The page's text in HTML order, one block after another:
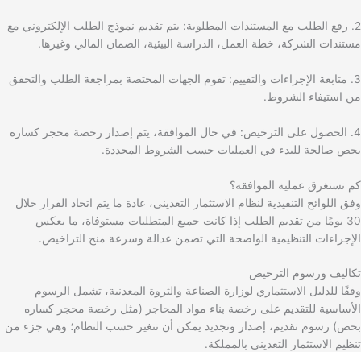
2. رفع الطلب مع المستندات المطلوبة: يتم تقديم نموذج الطلب الإلكتروني مع
مستندات الشركة، خطة العمل، الدراسة البيئية، الضمان المالي وغيرها.
3. متابعة الإجراءات والتقييم: تقوم الجهات المختصة بمراجعة الطلب والتحقق
من استيفاء الشروط.
4. الحصول على الترخيص: في حال الموافقة، يتم إصدار رخصة محجر كساره
بحص صالحة للبدء في العمليات حسب الشروط المحددة.
كم تستغرق عملية الموافقة؟
وفق اللوائح التنفيذية لنظام الاستثمار التعديني، عادة ما يتم اتخاذ القرار خلال
30 يومًا من تقديم الطلب إذا كانت جميع المتطلبات مستوفاة، ما يعكس
الإجراءات التنظيمية الواضحة التي تضمن عدالة وسرعة منح التراخيص.
تكاليف ورسوم الترخيص
وفقًا للدليل الاستثماري لوزارة الصناعة والثروة المعدنية، تشمل الرسوم
الأساسية للتقديم على رخصة بناء مواد المحاجر (مثل رخصة محجر كساره
بحص) رسوم تقديم، إصدار وتجديد يمكن أن تتغير حسب النظام؛ وهي جزء من
تنظيم الاستثمار التعديني بالمملكة.